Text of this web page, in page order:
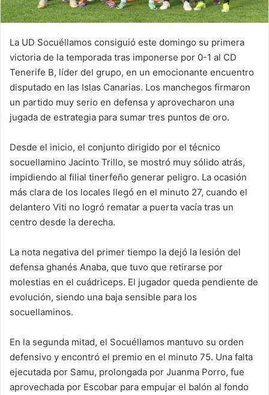
La UD Socuéllamos consiguió este domingo su primera
victoria de la temporada tras imponerse por 0-1 al CD
Tenerife B, líder del grupo, en un emocionante encuentro
disputado en las Islas Canarias. Los manchegos firmaron
un partido muy serio en defensa y aprovecharon una
jugada de estrategia para sumar tres puntos de oro.
Desde el inicio, el conjunto dirigido por el técnico
socuellamino Jacinto Trillo, se mostró muy sólido atrás,
impidiendo al filial tinerfeño generar peligro. La ocasión
más clara de los locales llegó en el minuto 27, cuando el
delantero Viti no logró rematar a puerta vacía tras un
centro desde la derecha.
La nota negativa del primer tiempo la dejó la lesión del
defensa ghanés Anaba, que tuvo que retirarse por
molestias en el cuádriceps. El jugador queda pendiente de
evolución, siendo una baja sensible para los
socuellaminos.
En la segunda mitad, el Socuéllamos mantuvo su orden
defensivo y encontró el premio en el minuto 75. Una falta
ejecutada por Samu, prolongada por Juanma Porro, fue
aprovechada por Escobar para empujar el balón al fondo